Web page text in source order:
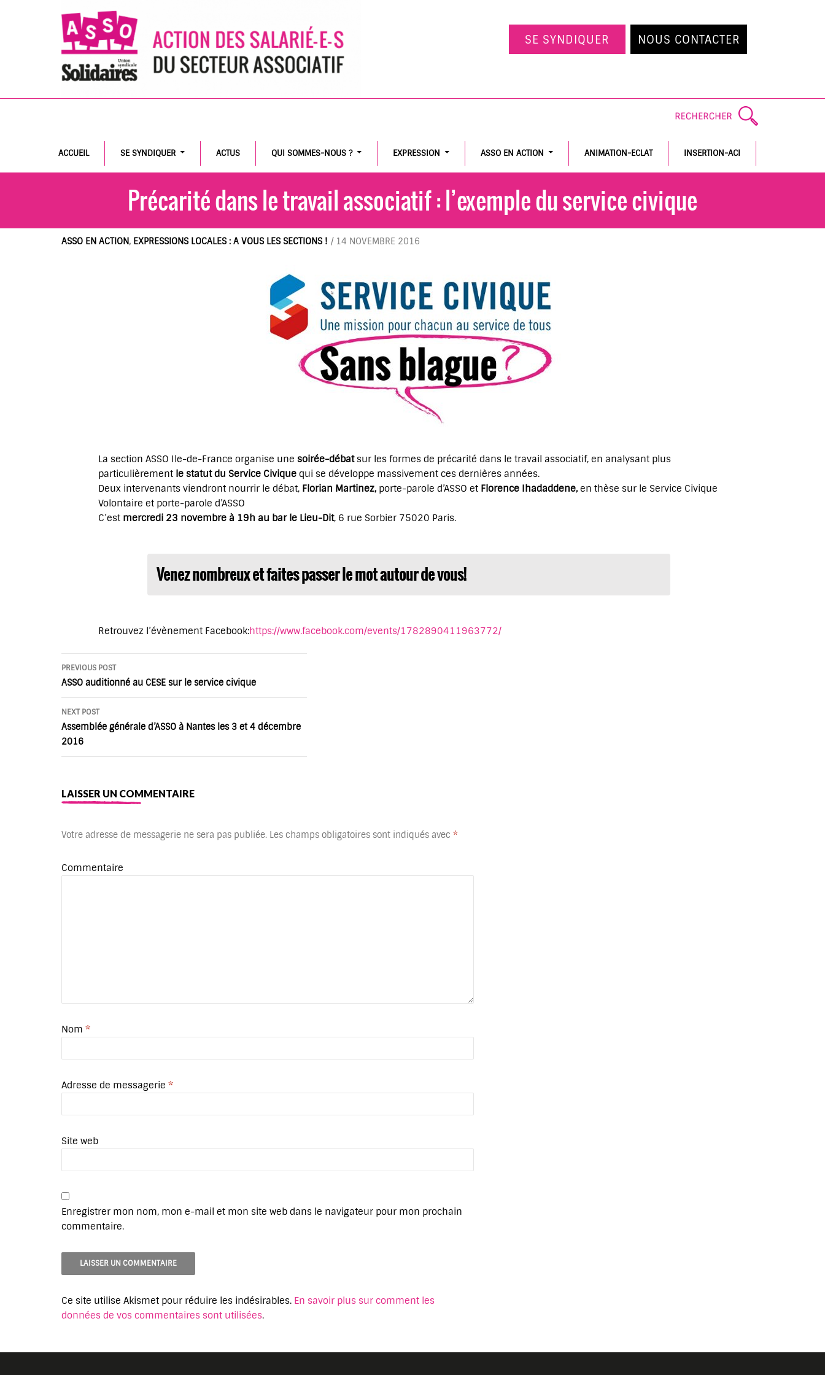
SE SYNDIQUER NOUS CONTACTER
ACCUEIL SE SYNDIQUER ACTUS QUI SOMMES-NOUS ? EXPRESSION ASSO EN ACTION ANIMATION-ECLAT INSERTION-ACI
Précarité dans le travail associatif : l’exemple du service civique
ASSO EN ACTION, EXPRESSIONS LOCALES : A VOUS LES SECTIONS ! / 14 NOVEMBRE 2016
La section ASSO Ile-de-France organise une soirée-débatsur les formes de précarité dans le travail associatif, en analysant plus
particulièrement le statut du Service Civiquequi se développe massivement ces dernières années.
Deux intervenants viendront nourrir le débat, Florian Martinez,porte-parole d’ASSO et Florence Ihadaddene,en thèse sur le Service Civique
Volontaire et porte-parole d’ASSO
C’est mercredi 23 novembre à 19h au bar le Lieu-Dit, 6 rue Sorbier 75020 Paris.
Venez nombreux et faites passer le mot autour de vous!
Retrouvez l’évènement Facebook:https://www.facebook.com/events/1782890411963772/
Post
navigation
PREVIOUS POST
ASSO auditionné au CESE sur le service civique
NEXT POST
Assemblée générale d’ASSO à Nantes les 3 et 4 décembre
2016
LAISSER UN COMMENTAIRE
Votre adresse de messagerie ne sera pas publiée. Les champs obligatoires sont indiqués avec *
Commentaire
Nom *
Adresse de messagerie *
Site web
Enregistrer mon nom, mon e-mail et mon site web dans le navigateur pour mon prochain
commentaire.
Ce site utilise Akismet pour réduire les indésirables. En savoir plus sur comment les
données de vos commentaires sont utilisées.